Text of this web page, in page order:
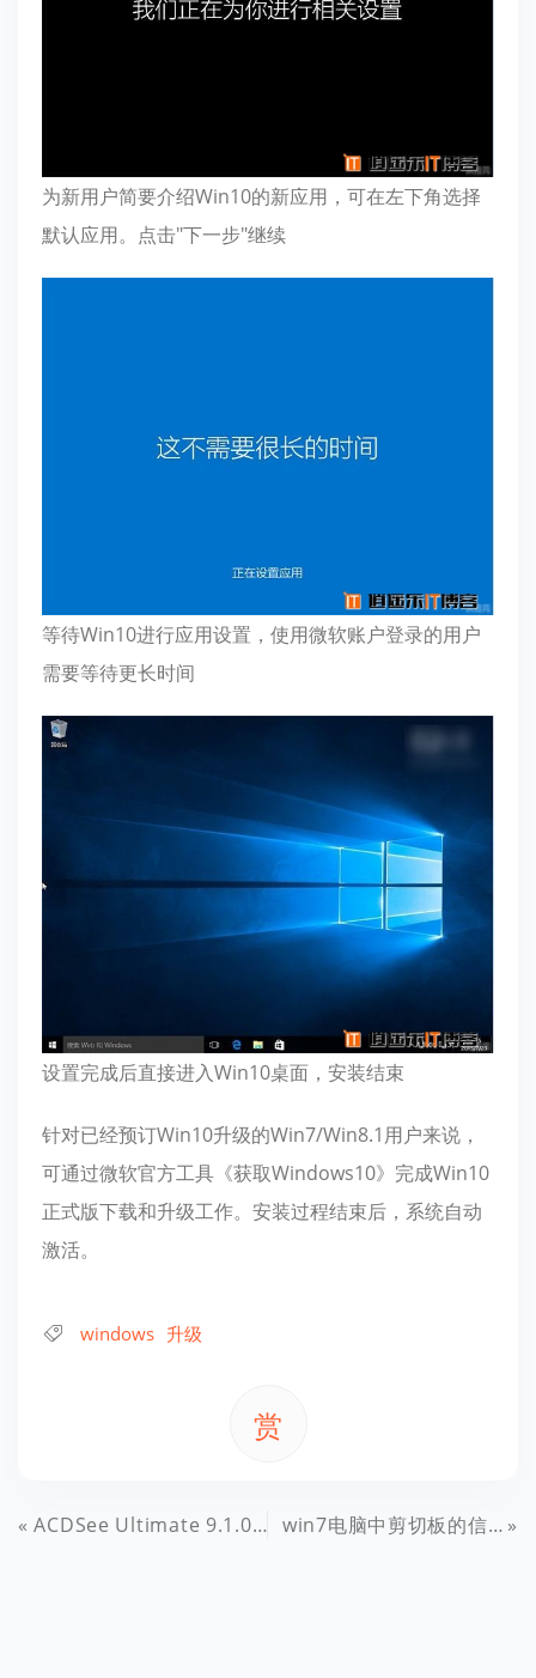
为新用户简要介绍Win10的新应用，可在左下角选择
默认应用。点击"下一步"继续
等待Win10进行应用设置，使用微软账户登录的用户
需要等待更长时间
设置完成后直接进入Win10桌面，安装结束
针对已经预订Win10升级的Win7/Win8.1用户来说，
可通过微软官方工具《获取Windows10》完成Win10
正式版下载和升级工作。安装过程结束后，系统自动
激活。
windows 升级
赏
ACDSee Ultimate 9.1.0.580+河蟹补丁+汉化补丁 V4版 win7电脑中剪切板的信息无法粘贴怎么办？